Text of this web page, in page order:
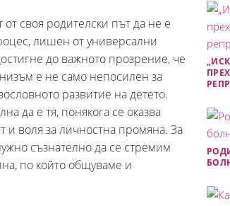
своя родителски път да не е
лишен от универсални
до важното прозрение, че
е не само непосилен за
развитие на детето.
да е тя, понякога се оказва
и воля за личностна промяна. За
съзнателно да се стремим
по който общуваме и